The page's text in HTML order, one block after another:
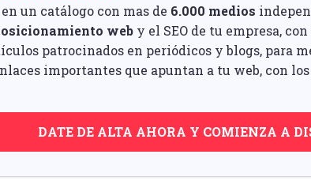
un catálogo con mas de 6.000 medios
web y el SEO de tu empresa,
patrocinados en periódicos y blogs, para
importantes que apuntan a tu web, con
DATE DE ALTA AHORA Y COMIENZA A